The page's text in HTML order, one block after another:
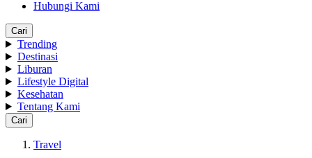
Hubungi Kami
Cari
Trending
Destinasi
Liburan
Lifestyle Digital
Kesehatan
Tentang Kami
Cari
Travel